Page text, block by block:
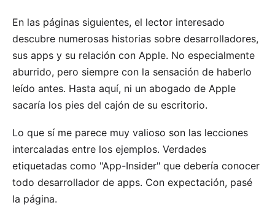
En las páginas siguientes, el lector interesado
descubre numerosas historias sobre desarrolladores,
sus apps y su relación con Apple. No especialmente
aburrido, pero siempre con la sensación de haberlo
leído antes. Hasta aquí, ni un abogado de Apple
sacaría los pies del cajón de su escritorio.
Lo que sí me parece muy valioso son las lecciones
intercaladas entre los ejemplos. Verdades
etiquetadas como "App-Insider" que debería conocer
todo desarrollador de apps. Con expectación, pasé
la página.